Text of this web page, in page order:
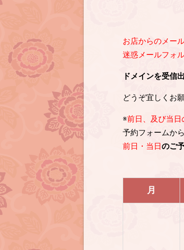
お店からのメー
迷惑メールフォ
ドメインを受信
どうぞ宜しくお
※前日、及び当日
予約フォームか
前日・当日 のご
月